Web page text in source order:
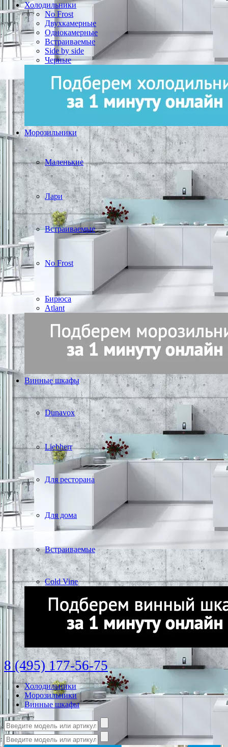
Холодильники
No Frost
Двухкамерные
Однокамерные
Встраиваемые
Side by side
Черные
Морозильники
Маленькие
Лари
Встраиваемые
No Frost
Бирюса
Atlant
Винные шкафы
Dunavox
Liebherr
Для ресторана
Для дома
Встраиваемые
Cold Vine
8 (495) 177-56-75
Холодильники
Морозильники
Винные шкафы